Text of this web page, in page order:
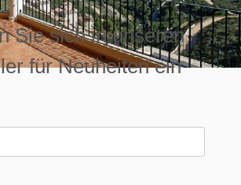
Sie sich in unseren
für Neuheiten ein